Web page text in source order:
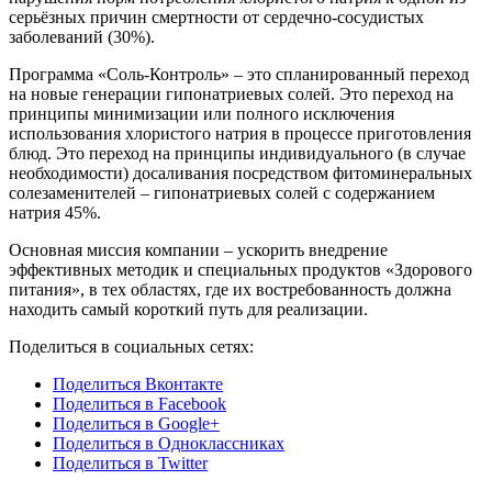
серьёзных причин смертности от сердечно-сосудистых
заболеваний (30%).
Программа «Соль-Контроль» – это спланированный переход
на новые генерации гипонатриевых солей. Это переход на
принципы минимизации или полного исключения
использования хлористого натрия в процессе приготовления
блюд. Это переход на принципы индивидуального (в случае
необходимости) досаливания посредством фитоминеральных
солезаменителей – гипонатриевых солей с содержанием
натрия 45%.
Основная миссия компании – ускорить внедрение
эффективных методик и специальных продуктов «Здорового
питания», в тех областях, где их востребованность должна
находить самый короткий путь для реализации.
Поделиться в социальных сетях:
Поделиться Вконтакте
Поделиться в Facebook
Поделиться в Google+
Поделиться в Одноклассниках
Поделиться в Twitter